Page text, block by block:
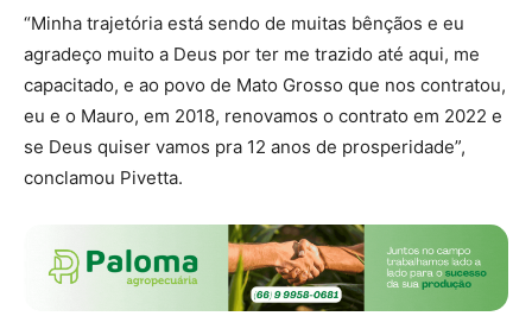
“Minha trajetória está sendo de muitas bênçãos e eu
agradeço muito a Deus por ter me trazido até aqui, me
capacitado, e ao povo de Mato Grosso que nos contratou,
eu e o Mauro, em 2018, renovamos o contrato em 2022 e
se Deus quiser vamos pra 12 anos de prosperidade”,
conclamou Pivetta.